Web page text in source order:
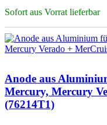
Sofort aus Vorrat lieferbar
Anode aus
Mercury, Mercury
(76214T1)